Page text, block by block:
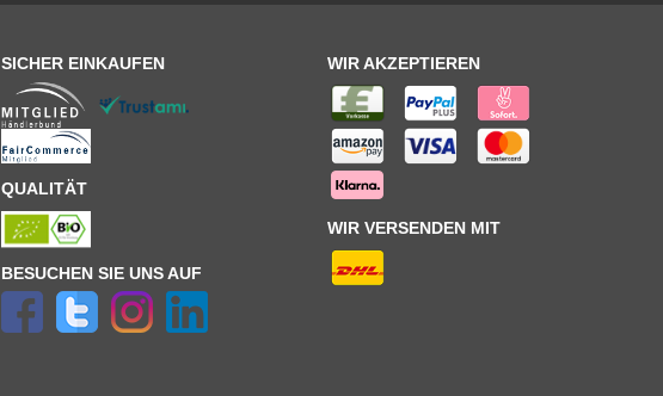
SICHER EINKAUFEN
QUALITÄT
BESUCHEN SIE UNS AUF
WIR AKZEPTIEREN
WIR VERSENDEN MIT